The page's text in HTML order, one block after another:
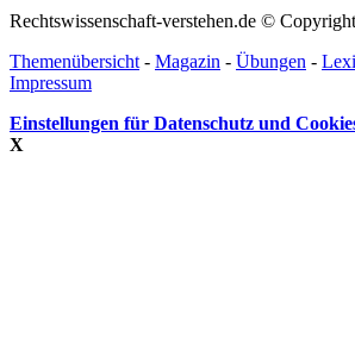
Rechtswissenschaft-verstehen.de ©
Themenübersicht - Magazin - Übungen -
Impressum
Einstellungen für Datenschutz und
X